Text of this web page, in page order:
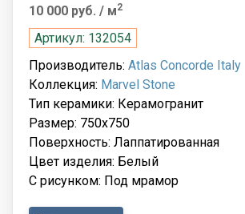
10 000 руб. / м2
Артикул: 132054
Производитель: Atlas Concorde Italy
Коллекция: Marvel Stone
Тип керамики: Керамогранит
Размер: 750x750
Поверхность: Лаппатированная
Цвет изделия: Белый
С рисунком: Под мрамор